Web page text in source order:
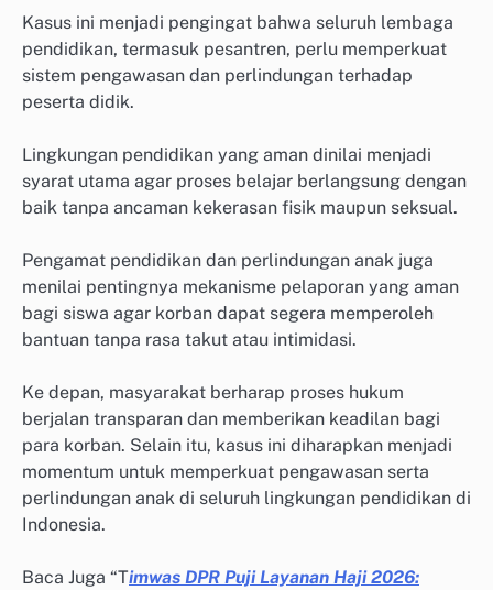
Kasus ini menjadi pengingat bahwa seluruh lembaga
pendidikan, termasuk pesantren, perlu memperkuat
sistem pengawasan dan perlindungan terhadap
peserta didik.
Lingkungan pendidikan yang aman dinilai menjadi
syarat utama agar proses belajar berlangsung dengan
baik tanpa ancaman kekerasan fisik maupun seksual.
Pengamat pendidikan dan perlindungan anak juga
menilai pentingnya mekanisme pelaporan yang aman
bagi siswa agar korban dapat segera memperoleh
bantuan tanpa rasa takut atau intimidasi.
Ke depan, masyarakat berharap proses hukum
berjalan transparan dan memberikan keadilan bagi
para korban. Selain itu, kasus ini diharapkan menjadi
momentum untuk memperkuat pengawasan serta
perlindungan anak di seluruh lingkungan pendidikan di
Indonesia.
Baca Juga “Timwas DPR Puji Layanan Haji 2026: